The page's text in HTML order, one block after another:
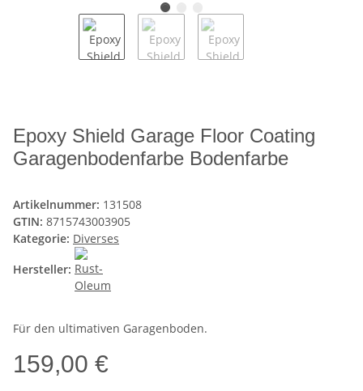
Epoxy Shield Garage Floor Coating
Garagenbodenfarbe Bodenfarbe
Artikelnummer: 131508
GTIN: 8715743003905
Kategorie: Diverses
Hersteller:
Für den ultimativen Garagenboden.
159,00 €